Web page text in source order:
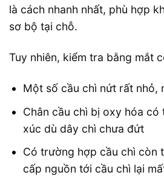
là cách nhanh nhất, phù hợp
sơ bộ tại chỗ.
Tuy nhiên, kiểm tra bằng mắt
Một số cầu chì nứt rất nhỏ,
Chân cầu chì bị oxy hóa có
xúc dù dây chì chưa đứt
Có trường hợp cầu chì còn
cấp nguồn tới cầu chì lại